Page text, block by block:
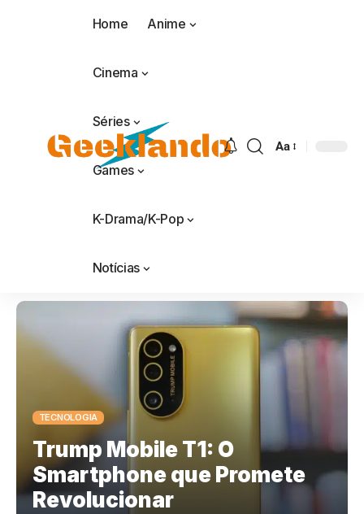
Home Anime
Cinema
Séries
Games
K-Drama/K-Pop
Notícias
Aa
TECNOLOGIA
Trump Mobile T1: O
Smartphone que Promete
Revolucionar